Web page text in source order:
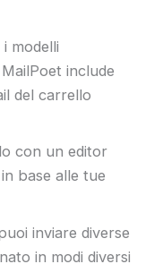
modelli
include
del carrello
con un editor
base alle tue
inviare diverse
in modi diversi